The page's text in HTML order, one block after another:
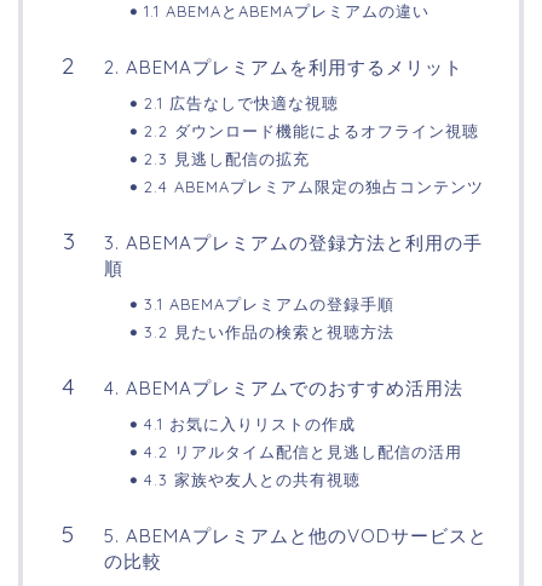
1.1 ABEMAとABEMAプレミアムの違い
2. ABEMAプレミアムを利用するメリット
2.1 広告なしで快適な視聴
2.2 ダウンロード機能によるオフライン視聴
2.3 見逃し配信の拡充
2.4 ABEMAプレミアム限定の独占コンテンツ
3. ABEMAプレミアムの登録方法と利用の手
順
3.1 ABEMAプレミアムの登録手順
3.2 見たい作品の検索と視聴方法
4. ABEMAプレミアムでのおすすめ活用法
4.1 お気に入りリストの作成
4.2 リアルタイム配信と見逃し配信の活用
4.3 家族や友人との共有視聴
5. ABEMAプレミアムと他のVODサービスと
の比較